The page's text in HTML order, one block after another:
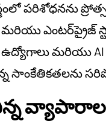
పరిశోధనను
ఎంటర్‌ప్రైజ్
మరియు AI
సాంకేతికతలను